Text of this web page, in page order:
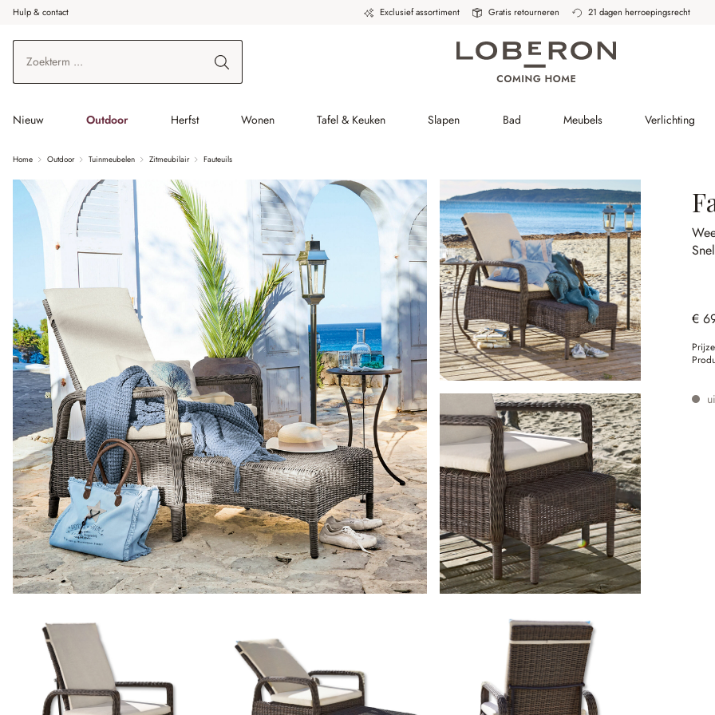
de hoofdinhoud
Ga naar zoeken
Ga naar de hoofdnavigatie
Hulp & contact Exclusief assortiment Gratis retourneren 21 dagen herroepingsrecht
Nieuw Outdoor Herfst Wonen Tafel & Keuken Slapen Bad Meubels Verlichting
Home Outdoor Tuinmeubelen Zitmeubilair Fauteuils
€